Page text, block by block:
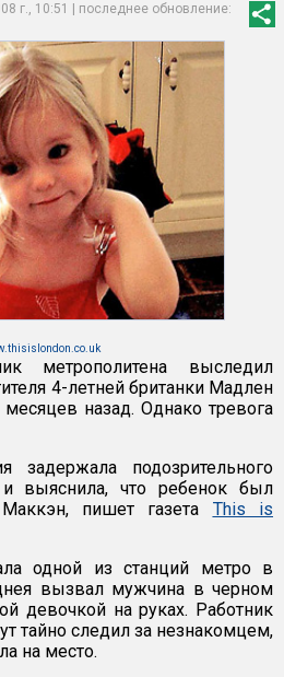
г., 10:51 | последнее обновление:
метрополитена выследил
4-летней британки Мадлен
назад. Однако тревога
задержала подозрительного
выяснила, что ребенок был
пишет газета This is
одной из станций метро в
вызвал мужчина в черном
девочкой на руках. Работник
тайно следил за незнакомцем,
на место.